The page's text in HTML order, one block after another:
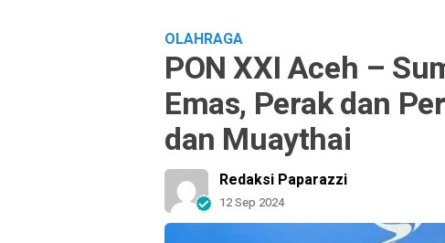
OLAHRAGA
PON XXI Aceh –
Emas, Perak dan
dan Muaythai
Redaksi Paparazzi
12 Sep 2024